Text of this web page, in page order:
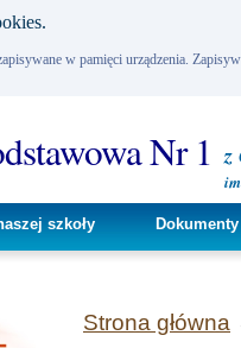
w pamięci urządzenia.
Nr 1 z
szkoły
Strona główna